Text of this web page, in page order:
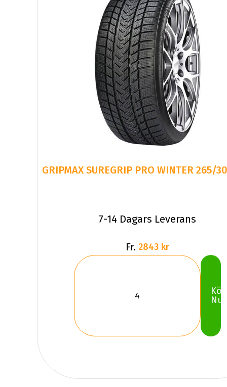
GRIPMAX SUREGRIP PRO WINTER 265/
7-14 Dagars Leverans
Fr. 2843 kr
Köp
Nu